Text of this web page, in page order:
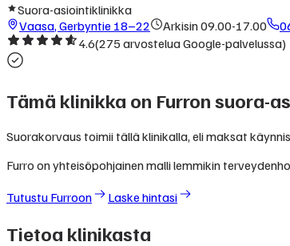
Suora-asiointiklinikka
Vaasa, Gerbyntie 18–22 Arkisin 09.00-17.00
4.6(275arvostelua Google-palvelussa)
Tämä klinikka on Furron suora-
Suorakorvaus toimii tällä klinikalla, eli maksat
Furro on yhteisöpohjainen malli lemmikin
Tutustu Furroon
Laske hintasi
Tietoa klinikasta